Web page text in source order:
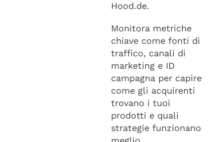
Hood.de.
Monitora metriche
chiave come fonti di
traffico, canali di
marketing e ID
campagna per capire
come gli acquirenti
trovano i tuoi
prodotti e quali
strategie funzionano